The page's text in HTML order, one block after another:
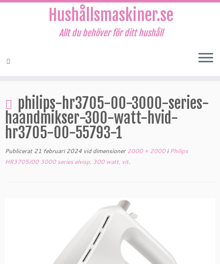
innehåll
Hushållsmaskiner.se
Allt du behöver för ditt hushåll
philips-hr3705-00-3000-series-
haandmikser-300-watt-hvid-
hr3705-00-55793-1
Publicerat 21 februari 2024 vid dimensioner2000 × 2000iPhilips
HR3705/00 3000 series elvisp, 300 watt, vit.